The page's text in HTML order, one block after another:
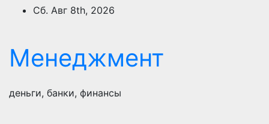
ПерейтиСб. Авг 8th, 2026
Менеджмент
деньги, банки, финансы